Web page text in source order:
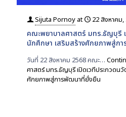
Sijuta Pornoy at 22 สิงหาคม,
คณะพยาบาลศาสตร์ มทร.ธัญบุรี
นักศึกษา เสริมสร้างศักยภาพสู่ก
วันที่ 22 สิงหาคม 2568 คณะ…
ศาสตร์ มทร.ธัญบุรี เปิดเวทีประกวดน
ศักยภาพสู่การพัฒนาที่ยั่งยืน